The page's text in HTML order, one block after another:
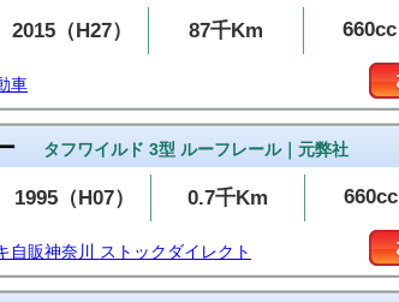
2015（H27） 87千Km 660cc
車
タフワイルド 3型 ルーフレール｜元弊社
1995（H07） 0.7千Km 660cc
自販神奈川 ストックダイレクト